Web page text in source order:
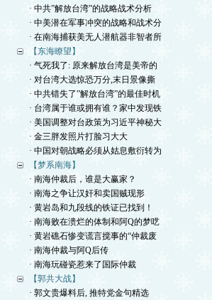
· 中共”解放台湾”的战略战术分析
· 中美潜在军事冲突的战略和战术分
· 在南海捕获美无人潜航器非智者所
【东海瞭望】
· 气死我了: 原来解放台湾是美帝的
· 对台湾大选惊恐万分,末日景像撕
· 中共错失了”解放台湾”的最佳时机
· 台湾属于谁或拥有谁？家中发现铁
· 美国调整对台政策为习近平神秘大
· 金三胖发照片打脸习大大
· 中国对朝战略必须从姑息敷衍转为
【梦系南海】
· 南海仲裁后，谁是大赢家？
· 南海之争让汉奸和卖国贼现形
· 黄岩岛和九段线的铁证已找到！
· 南海败在溃烂的体制和阿Q的梦呓
· 黄岩礁石惨变谎言搅事的“仲裁废
· 南海仲裁与阿Q后传
· 南海玩碰瓷惹来了国际仲裁
【郭共大战】
· 郭文贵爆料后, 推特党金句精选